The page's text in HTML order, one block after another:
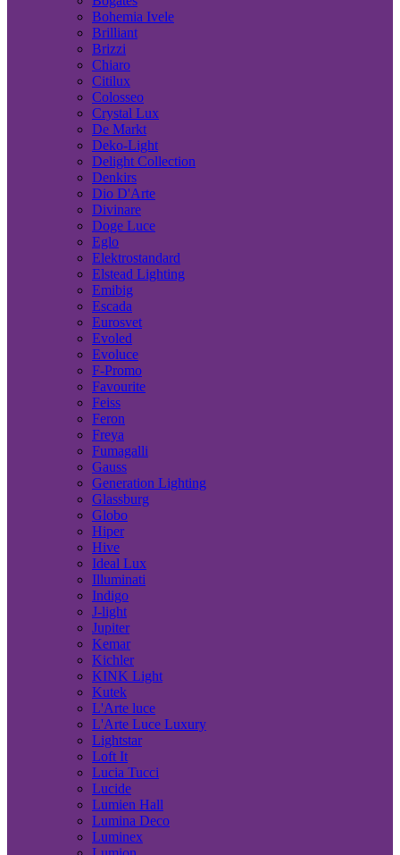
Bohemia Ivele
Brilliant
Brizzi
Chiaro
Citilux
Colosseo
Crystal Lux
De Markt
Deko-Light
Delight Collection
Denkirs
Dio D'Arte
Divinare
Doge Luce
Eglo
Elektrostandard
Elstead Lighting
Emibig
Escada
Eurosvet
Evoled
Evoluce
F-Promo
Favourite
Feiss
Feron
Freya
Fumagalli
Gauss
Generation Lighting
Glassburg
Globo
Hiper
Hive
Ideal Lux
Illuminati
Indigo
J-light
Jupiter
Kemar
Kichler
KINK Light
Kutek
L'Arte luce
L'Arte Luce Luxury
Lightstar
Loft It
Lucia Tucci
Lucide
Lumien Hall
Lumina Deco
Luminex